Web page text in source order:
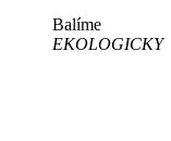
Balíme
EKOLOGICKY